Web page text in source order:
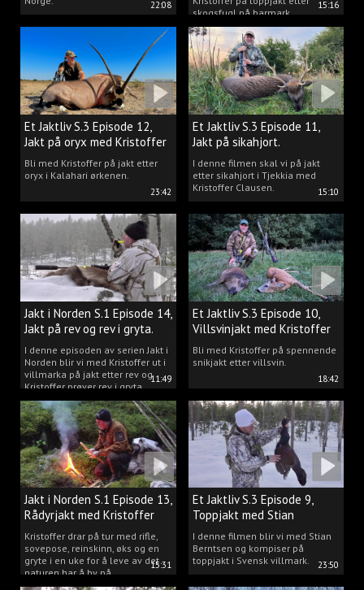
22:08 15:16
skogsfugl på barmark.
23:42
Et Jaktliv S.3 Episode 12,
Jakt på oryx med Kristoffer
Clausen
Bli med Kristoffer på jakt etter
oryx i Kalahari ørkenen.
15:10
Et Jaktliv S.3 Episode 11,
Jakt på sikahjort.
I denne filmen skal vi på jakt
etter sikahjort i Tjekkia med
Kristoffer Clausen.
11:49
Jakt i Norden S.1 Episode 14,
Jakt på rev og rev i gryta.
I denne episoden av serien Jakt i
Norden blir vi med Kristoffer ut i
villmarka på jakt etter rev og
Kristoffer prøver rev i gryta.
18:42
Et Jaktliv S.3 Episode 10,
Villsvinjakt med Kristoffer
Bli med Kristoffer på spennende
snikjakt etter villsvin.
15:31
Jakt i Norden S.1 Episode 13,
Rådyrjakt med Kristoffer
Clausen
Kristoffer drar på tur med rifle,
sovepose, reinskinn, øks og en
gryte i en uke for å leve av det
naturen har å by på.
23:50
Et Jaktliv S.3 Episode 9,
Toppjakt med Stian
Berntsen
I denne filmen blir vi med Stian
Berntsen og kompiser på
toppjakt i Svensk villmark.